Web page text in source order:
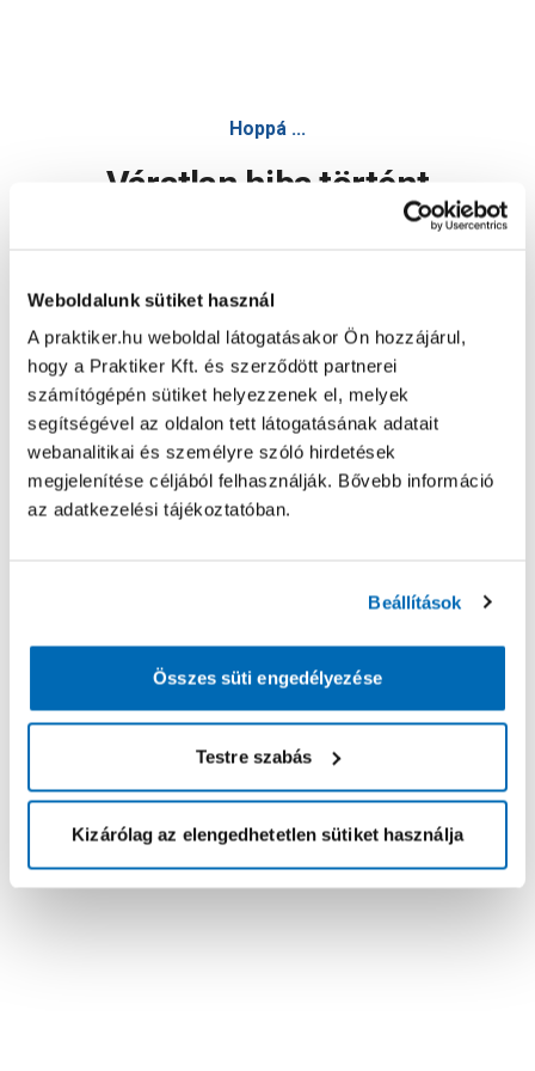
Weboldalunk sütiket használ
A praktiker.hu weboldal látogatásakor Ön hozzájárul,
hogy a Praktiker Kft. és szerződött partnerei
számítógépén sütiket helyezzenek el, melyek
segítségével az oldalon tett látogatásának adatait
webanalitikai és személyre szóló hirdetések
megjelenítése céljából felhasználják. Bővebb információ
az adatkezelési tájékoztatóban.
Beállítások
Összes süti engedélyezése
Testre szabás
Kizárólag az elengedhetetlen sütiket használja
Hoppá ...
Váratlan hiba történt
Oldal újratöltése